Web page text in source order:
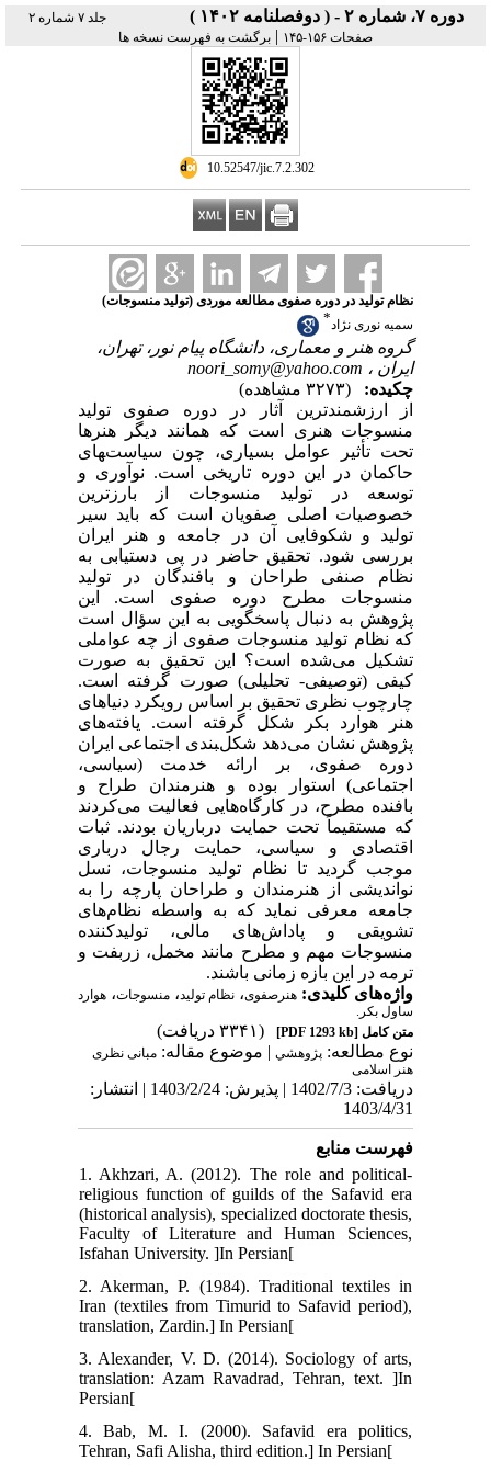
دوره ۷، شماره ۲ - ( دوفصلنامه ۱۴۰۲ )
جلد ۷ شماره ۲
صفحات ۱۵۶-۱۴۵
| برگشت به فهرست نسخه ها
‎ 10.52547/jic.7.2.302
نظام تولید در دوره صفوی مطالعه موردی (تولید منسوجات)
سمیه نوری نژاد*
گروه هنر و معماری، دانشگاه پیام نور، تهران،
ایران ، noori_somy@yahoo.com
چکیده:
(۳۲۷۳ مشاهده)
از ارزشمندترین آثار در دوره صفوی تولید
منسوجات هنری است که همانند دیگر هنرها
تحت تأثیر عوامل بسیاری، چون سیاست‌‍های
حاکمان در این دوره تاریخی است. نوآوری و
توسعه در تولید منسوجات از بارزترین
خصوصیات اصلی صفویان است که باید سیر
تولید و شکوفایی آن در جامعه و هنر ایران
بررسی شود. تحقیق حاضر در پی دستیابی به
نظام صنفی طراحان و بافندگان در تولید
منسوجات مطرح دوره صفوی است. این
پژوهش به دنبال پاسخگویی به این سؤال است
که نظام تولید منسوجات صفوی از چه عواملی
تشکیل می‌شده است؟ این تحقیق به صورت
کیفی (توصیفی- تحلیلی) صورت گرفته ‌است.
چارچوب نظری تحقیق بر اساس رویکرد دنیاهای
هنر هوارد بکر شکل گرفته ‌است. یافته‌های
پژوهش نشان می‌دهد شکل‌‍بندی اجتماعی ایران
دوره صفوی، بر ارائه خدمت (سیاسی،
اجتماعی) استوار بوده و هنرمندان طراح و
بافنده مطرح، در کارگاه‌هایی فعالیت می‌کردند
که مستقیماً تحت حمایت درباریان بودند. ثبات
اقتصادی و سیاسی، حمایت رجال درباری
موجب گردید تا نظام تولید منسوجات، نسل
نواندیشی از هنرمندان و طراحان پارچه را به
جامعه معرفی نماید که به واسطه نظام‌های
تشویقی و پاداش‌های مالی، تولیدکننده
منسوجات مهم و مطرح مانند مخمل، زربفت و
ترمه در این بازه زمانی باشند.
واژه‌های کلیدی: هنرصفوی، نظام تولید ، منسوجات، هوارد
ساول بکر.
متن کامل [PDF 1293 kb]
(۳۳۴۱ دریافت)
نوع مطالعه: پژوهشي| موضوع مقاله: مبانی نظری
هنر اسلامی
دریافت: 1402/7/3 | پذیرش: 1403/2/24 | انتشار:
1403/4/31
فهرست منابع
1. Akhzari, A. (2012). The role and political-
religious function of guilds of the Safavid era
(historical analysis), specialized doctorate thesis,
Faculty of Literature and Human Sciences,
Isfahan University. ]In Persian[
2. Akerman, P. (1984). Traditional textiles in
Iran (textiles from Timurid to Safavid period),
translation, Zardin.] In Persian[
3. Alexander, V. D. (2014). Sociology of arts,
translation: Azam Ravadrad, Tehran, text. ]In
Persian[
4. Bab, M. I. (2000). Safavid era politics,
Tehran, Safi Alisha, third edition.] In Persian[